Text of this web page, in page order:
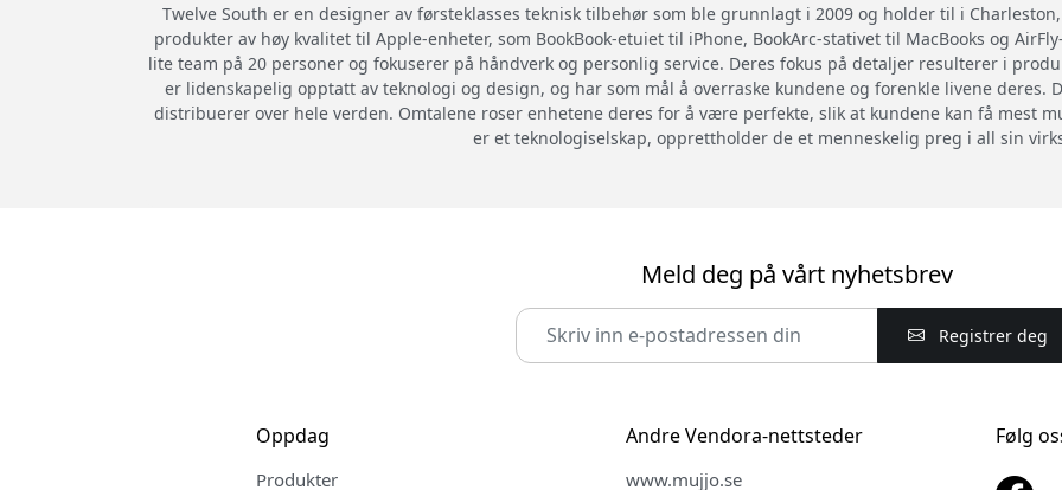
Twelve South er en designer av førsteklasses teknisk tilbehør som ble grunnlagt i 2009 og holder til i
produkter av høy kvalitet til Apple-enheter, som BookBook-etuiet til iPhone, BookArc-stativet til MacBooks og
lite team på 20 personer og fokuserer på håndverk og personlig service. Deres fokus på detaljer resulterer i
er lidenskapelig opptatt av teknologi og design, og har som mål å overraske kundene og forenkle livene deres.
distribuerer over hele verden. Omtalene roser enhetene deres for å være perfekte, slik at kundene kan få mest
er et teknologiselskap, opprettholder de et menneskelig preg i all sin
Meld deg på vårt nyhetsbrev
Registrer deg
Oppdag
Produkter
Andre Vendora-nettsteder
www.mujjo.se
Følg